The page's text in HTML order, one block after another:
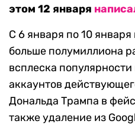
этом 12 января
С 6 января по 10
больше полумиллиона
всплеска
аккаунтов
Дональда Трампа в
также удаление из